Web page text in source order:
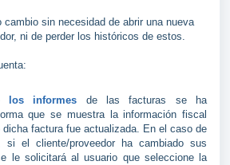
cambio sin necesidad de abrir una nueva
ni de perder los históricos de estos.
los informes de las facturas se ha
que se muestra la información fiscal
factura fue actualizada. En el caso de
si el cliente/proveedor ha cambiado sus
le solicitará al usuario que seleccione la